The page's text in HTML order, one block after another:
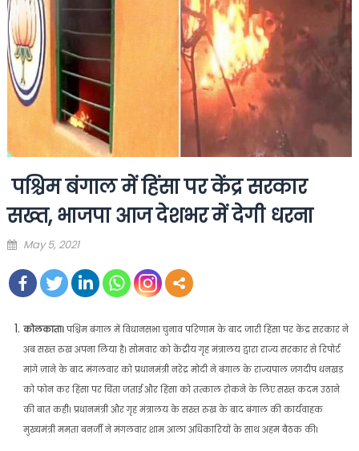
पश्चिम बंगाल में हिंसा पर केंद्र सरकार
सख्त, भाजपा आज देशभर में देगी धरना
Posted
May 5, 2021
कोलकाता। पश्चिम बंगाल में विधानसभा चुनाव परिणाम के बाद जारी हिंसा पर केंद्र सरकार ने
अब सख्त रुख अपना लिया है। सोमवार को केंद्रीय गृह मंत्रालय द्वारा राज्य सरकार से रिपोर्ट
मांगे जाने के बाद मंगलवार को प्रधानमंत्री नरेंद्र मोदी ने बंगाल के राज्यपाल जगदीप धनखड़
को फोन कर हिंसा पर चिंता जताई और हिंसा को तत्काल रोकने के लिए सख्त कदम उठाने
की बात कही। प्रधानमंत्री और गृह मंत्रालय के सख्त रुख के बाद बंगाल की कार्यवाहक
मुख्यमंत्री ममता बनर्जी ने मंगलवार शाम आला अधिकारियों के साथ अहम बैठक की।